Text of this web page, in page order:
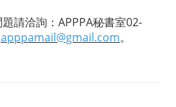
請洽詢：APPPA秘書室02-
apppamail@gmail.com。